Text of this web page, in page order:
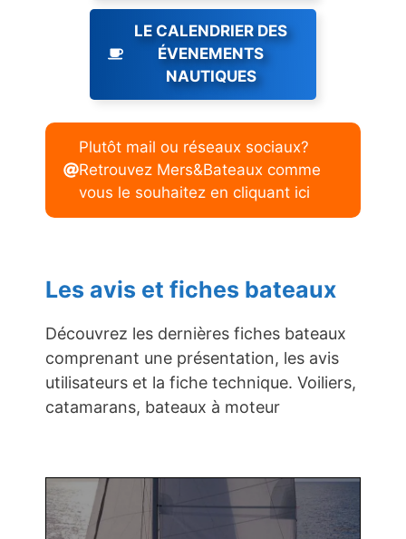
LE CALENDRIER DES
ÉVENEMENTS
NAUTIQUES
Plutôt mail ou réseaux sociaux?
Retrouvez Mers&Bateaux comme
vous le souhaitez en cliquant ici
Les avis et fiches bateaux
Découvrez les dernières fiches bateaux
comprenant une présentation, les avis
utilisateurs et la fiche technique. Voiliers,
catamarans, bateaux à moteur